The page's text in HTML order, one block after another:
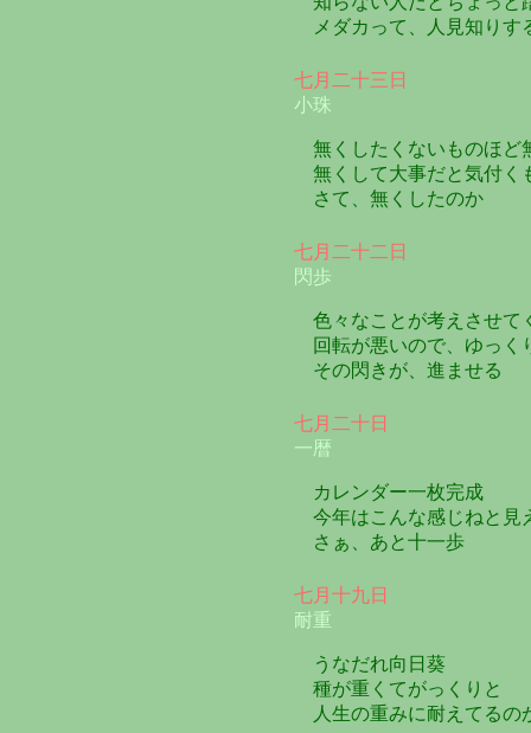
メダカって、人見知りす
七月二十三日
小珠
無くしたくないものほど
無くして大事だと気付く
さて、無くしたのか
七月二十二日
閃歩
色々なことが考えさせて
回転が悪いので、ゆっく
その閃きが、進ませる
七月二十日
一暦
カレンダー一枚完成
今年はこんな感じねと見
さぁ、あと十一歩
七月十九日
耐重
うなだれ向日葵
種が重くてがっくりと
人生の重みに耐えてるの